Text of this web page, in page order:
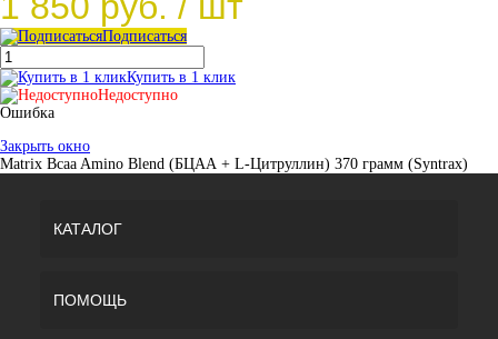
Подписаться
Купить в 1 клик
Недоступно
Ошибка
Закрыть окно
Matrix Bcaa Amino Blend (БЦАА + L-Цитруллин) 370 грамм (Syntrax)
КАТАЛОГ
ПОМОЩЬ